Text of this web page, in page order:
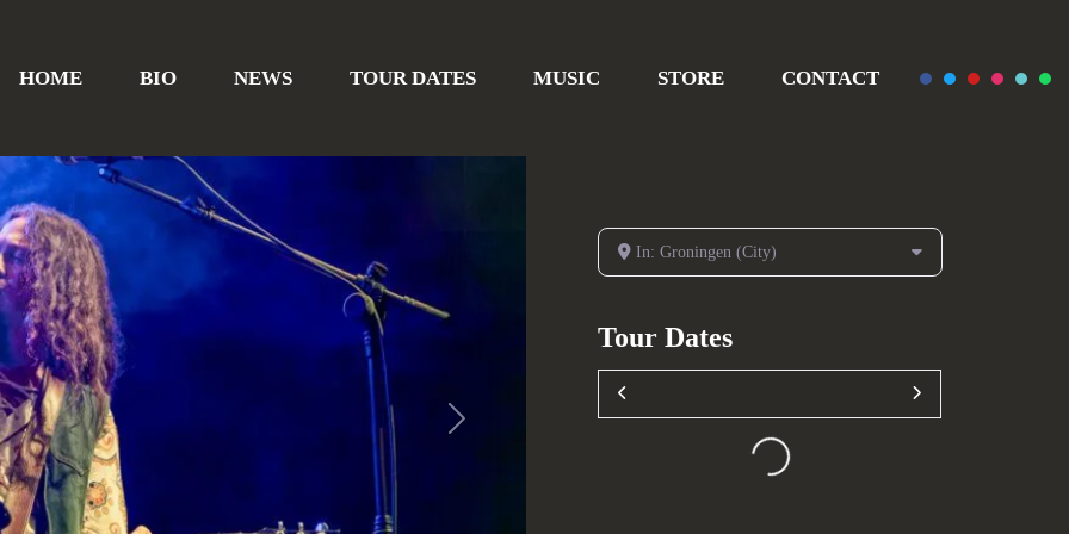
HOME BIO NEWS TOUR DATES MUSIC STORE CONTACT
Next
In: Groningen (City)
Tour Dates
Loading...